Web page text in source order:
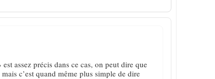
assez précis dans ce cas, on peut dire que
c’est quand même plus simple de dire